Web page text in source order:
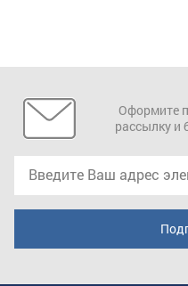
Оформите
рассылку и